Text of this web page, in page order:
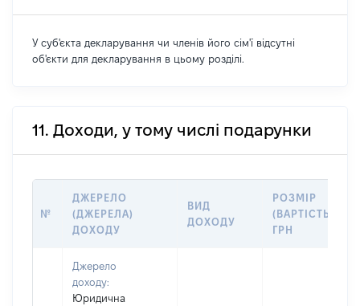
У суб'єкта декларування чи членів його сім'ї відсутні
об'єкти для декларування в цьому розділі.
11. Доходи, у тому числі подарунки
№
ДЖЕРЕЛО
(ДЖЕРЕЛА)
ДОХОДУ
ВИД
ДОХОДУ
РОЗМІР
(ВАРТІСТЬ),
ГРН
Джерело
доходу:
Юридична